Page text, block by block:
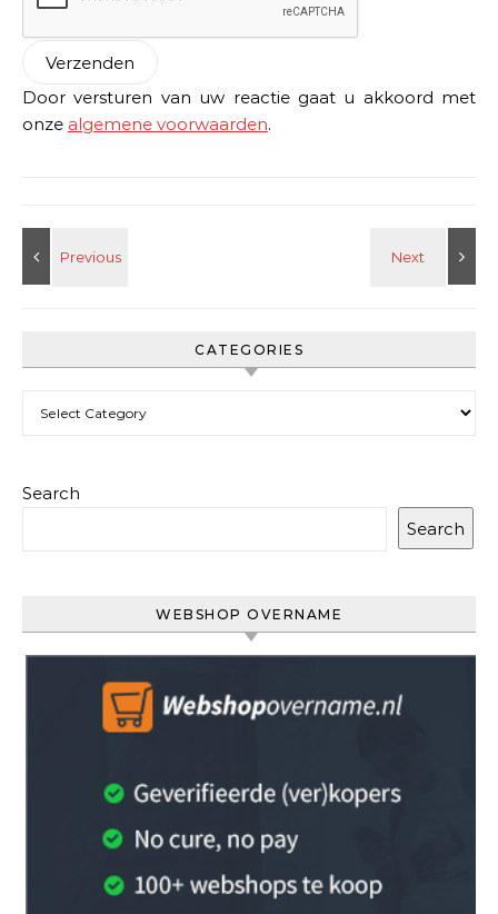
Door versturen van uw reactie gaat u akkoord met
onze algemene voorwaarden.
CATEGORIES
Search
Search
WEBSHOP OVERNAME